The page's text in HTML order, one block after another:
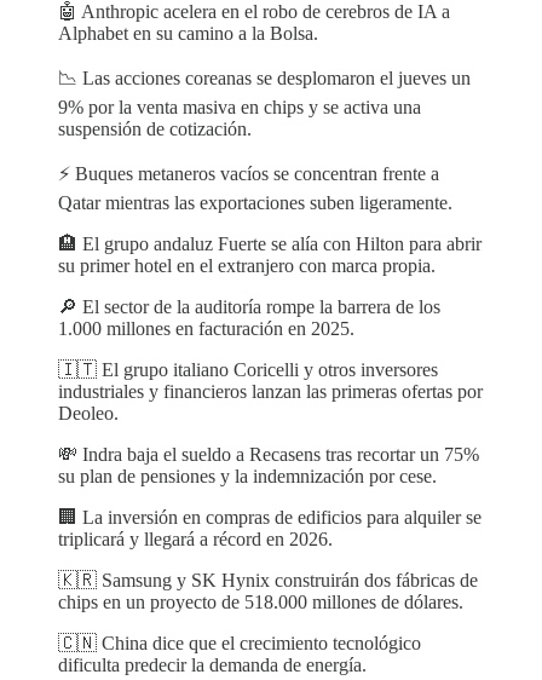
🤖 Anthropic acelera en el robo de cerebros de IA a
Alphabet en su camino a la Bolsa.
📉 Las acciones coreanas se desplomaron el jueves un
9% por la venta masiva en chips y se activa una
suspensión de cotización.
⚡️ Buques metaneros vacíos se concentran frente a
Qatar mientras las exportaciones suben ligeramente.
🏨 El grupo andaluz Fuerte se alía con Hilton para abrir
su primer hotel en el extranjero con marca propia.
🔎 El sector de la auditoría rompe la barrera de los
1.000 millones en facturación en 2025.
🇮🇹 El grupo italiano Coricelli y otros inversores
industriales y financieros lanzan las primeras ofertas por
Deoleo.
💸 Indra baja el sueldo a Recasens tras recortar un 75%
su plan de pensiones y la indemnización por cese.
🏢 La inversión en compras de edificios para alquiler se
triplicará y llegará a récord en 2026.
🇰🇷 Samsung y SK Hynix construirán dos fábricas de
chips en un proyecto de 518.000 millones de dólares.
🇨🇳 China dice que el crecimiento tecnológico
dificulta predecir la demanda de energía.